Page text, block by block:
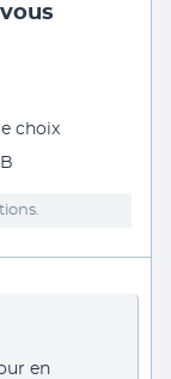
choix
en